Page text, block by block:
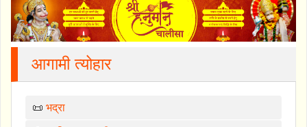
आगामी त्योहार
📜 भद्रा